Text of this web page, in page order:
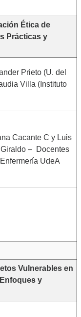
Ética de
Prácticas y
Prieto (U. del
Villa (Instituto
Cacante C y Luis
– Docentes
UdeA
Vulnerables en
y